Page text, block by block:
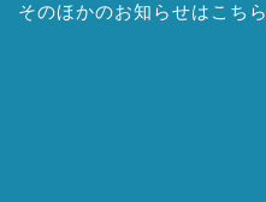
そのほかのお知らせはこちら